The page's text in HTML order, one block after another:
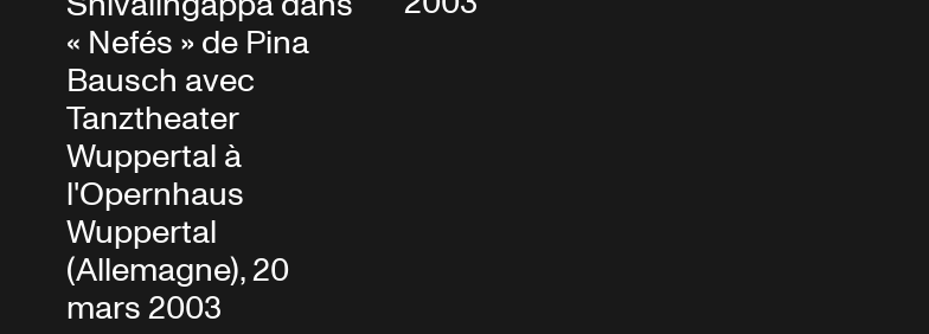
« Nefés » de Pina
Bausch avec
Tanztheater
Wuppertal à
l'Opernhaus
Wuppertal
(Allemagne), 20
mars 2003